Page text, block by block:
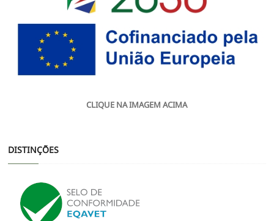
CLIQUE NA IMAGEM ACIMA
DISTINÇÕES